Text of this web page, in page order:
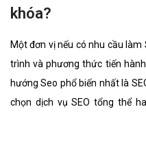
khóa?
Một đơn vị nếu có nhu cầu
trình và phương thức tiến
hướng Seo phổ biến nhất là
chọn dịch vụ SEO tổng thể